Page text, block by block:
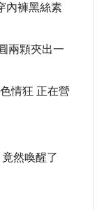
內褲黑絲素
兩顆夾出一
情狂 正在營
然喚醒了